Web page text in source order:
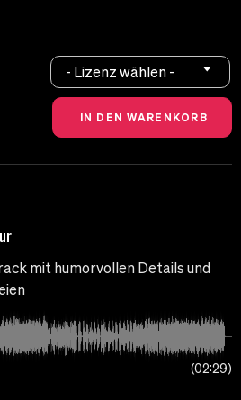
- Lizenz wählen -
mit humorvollen Details und
02:29